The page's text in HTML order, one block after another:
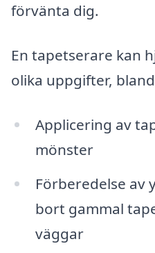
förvänta dig.
En tapetserare kan
olika uppgifter,
Applicering av
mönster
Förberedelse av
bort gammal
väggar